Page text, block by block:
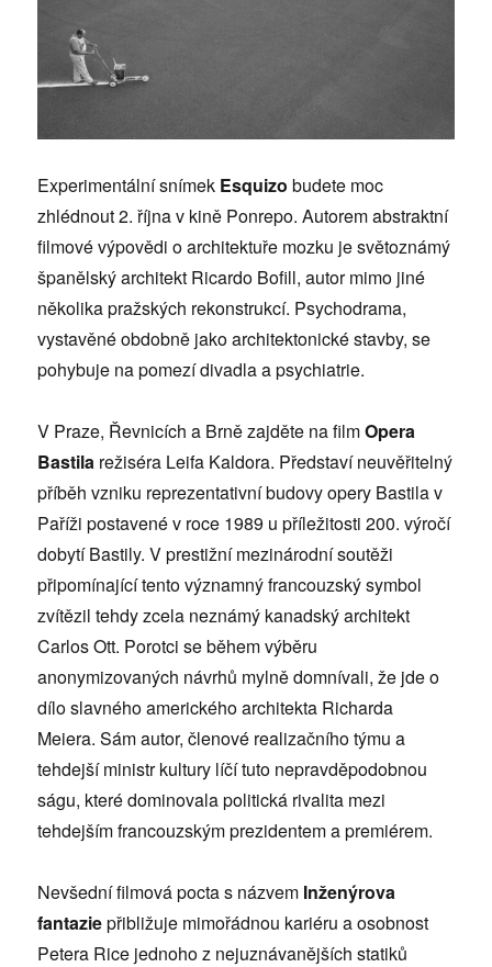
Experimentální snímek Esquizo budete moc
zhlédnout 2. října v kině Ponrepo. Autorem abstraktní
filmové výpovědi o architektuře mozku je světoznámý
španělský architekt Ricardo Bofill, autor mimo jiné
několika pražských rekonstrukcí. Psychodrama,
vystavěné obdobně jako architektonické stavby, se
pohybuje na pomezí divadla a psychiatrie.
V Praze, Řevnicích a Brně zajděte na filmOpera
Bastila režiséra Leifa Kaldora. Představí neuvěřitelný
příběh vzniku reprezentativní budovy opery Bastila v
Paříži postavené v roce 1989 u příležitosti 200. výročí
dobytí Bastily. V prestižní mezinárodní soutěži
připomínající tento významný francouzský symbol
zvítězil tehdy zcela neznámý kanadský architekt
Carlos Ott. Porotci se během výběru
anonymizovaných návrhů mylně domnívali, že jde o
dílo slavného amerického architekta Richarda
Meiera. Sám autor, členové realizačního týmu a
tehdejší ministr kultury líčí tuto nepravděpodobnou
ságu, které dominovala politická rivalita mezi
tehdejším francouzským prezidentem a premiérem.
Nevšední filmová pocta s názvem Inženýrova
fantaziepřibližuje mimořádnou kariéru a osobnost
Petera Rice jednoho z nejuznávanějších statiků